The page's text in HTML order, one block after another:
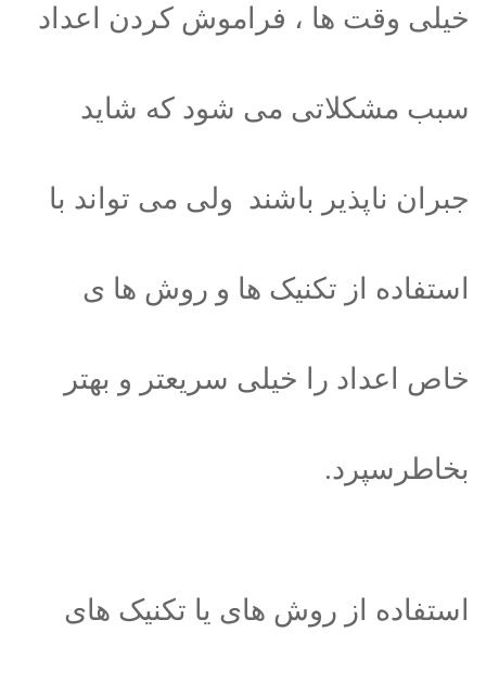
خیلی وقت ها ، فراموش کردن اعداد
سبب مشکلاتی می شود که شاید
جبران ناپذیر باشند ولی می تواند با
استفاده از تکنیک ها و روش ها ی
خاص اعداد را خیلی سریعتر و بهتر
بخاطرسپرد.
استفاده از روش های یا تکنیک های